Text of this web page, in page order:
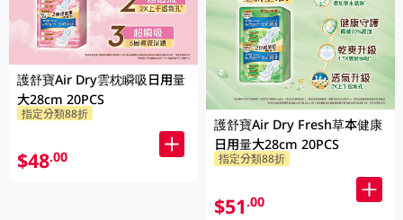
護舒寶Air Dry雲枕瞬吸日用量
大28cm 20PCS
指定分類88折
$48.00
護舒寶Air Dry Fresh草本健康
日用量大28cm 20PCS
指定分類88折
$51.00